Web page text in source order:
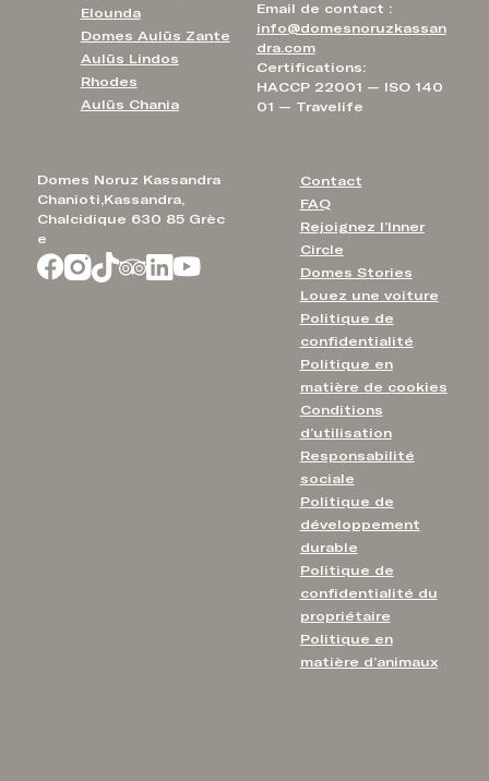
Domes Noruz Kassandra
Chanioti,Kassandra,
Chalcidique 630 85 Grèc
e
Contact
FAQ
Rejoignez l’Inner
Circle
Domes Stories
Louez une voiture
Politique de
confidentialité
Politique en
matière de cookies
Conditions
d’utilisation
Responsabilité
sociale
Politique de
développement
durable
Politique de
confidentialité du
propriétaire
Politique en
matière d’animaux
Email de contact :
info@domesnoruzkassan
dra.com
Certifications:
HACCP 22001 — ISO 140
01 — Travelife
Elounda
Domes Aulūs Zante
Aulūs Lindos
Rhodes
Aulūs Chania